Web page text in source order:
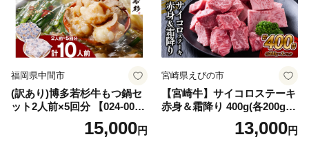
福岡県中間市
(訳あり)博多若杉牛もつ鍋セ
ット2人前×5回分 【024-002
15,000円
宮崎県えびの市
【宮崎牛】サイコロステーキ
赤身＆霜降り 400g(各200g×
１P 計2P) 真空パック 冷凍
13,000円